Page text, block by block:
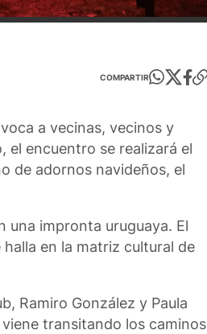
COMPARTIR
a vecinas, vecinos y
el encuentro se realizará el
de adornos navideños, el
una impronta uruguaya. El
en la matriz cultural de
Ramiro González y Paula
transitando los caminos